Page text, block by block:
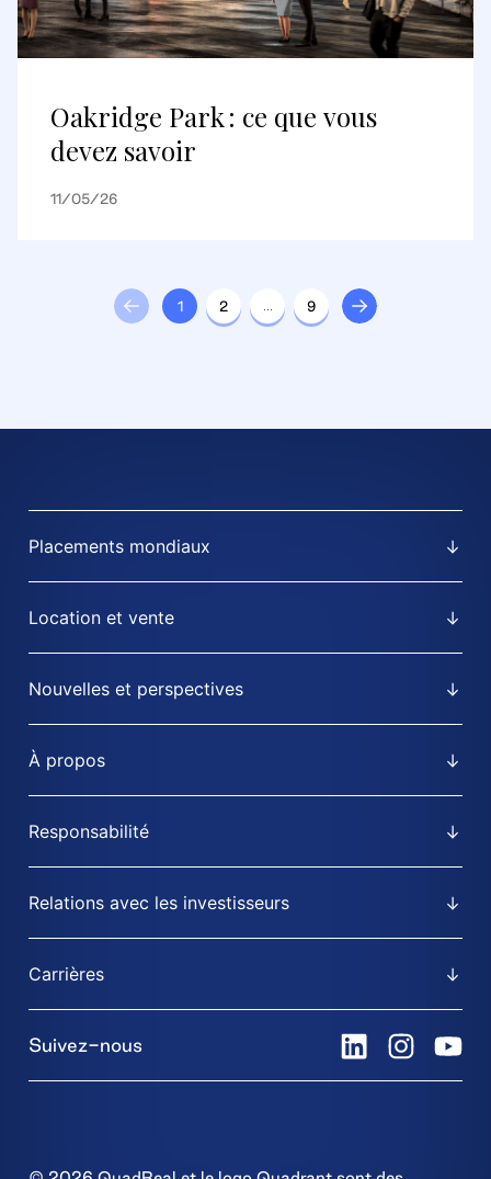
Oakridge Park : ce que vous
devez savoir
11/05/26
1 2 … 9
Placements mondiaux
Location et vente
Nouvelles et perspectives
À propos
Responsabilité
Relations avec les investisseurs
Carrières
Suivez-nous